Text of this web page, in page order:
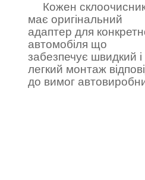
Кожен
має оригінальний
адаптер для
автомобіля що
забезпечує швидкий і
легкий монтаж
до вимог